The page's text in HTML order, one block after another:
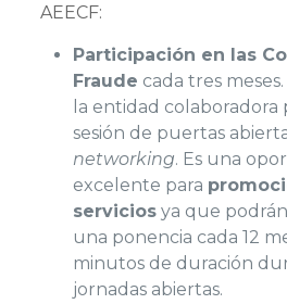
AEECF:
Participación en las
Fraude cada tres
la entidad colaboradora
sesión de puertas
networking. Es una
excelente para
serviciosya que
una ponencia cada 12
minutos de duración
jornadas abiertas.